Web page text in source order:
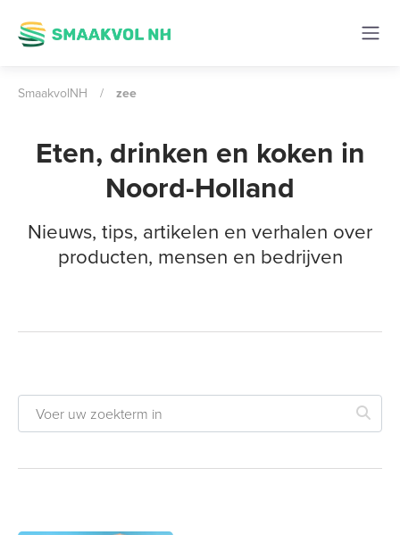
SmaakvolNH / zee
Eten, drinken en koken in
Noord-Holland
Nieuws, tips, artikelen en verhalen over
producten, mensen en bedrijven